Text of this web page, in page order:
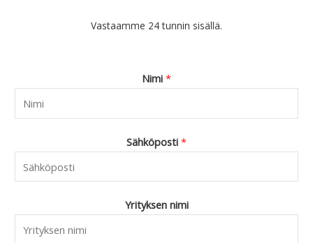
Vastaamme 24 tunnin sisällä.
Nimi *
Sähköposti *
Yrityksen nimi